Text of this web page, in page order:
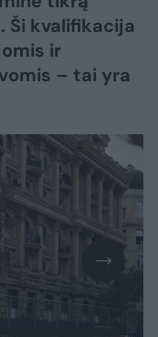
Ši kvalifikacija
ir
– tai yra